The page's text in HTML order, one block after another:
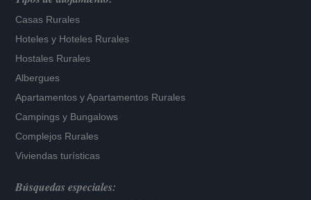
Casas Rurales
Hoteles y Hoteles Rurales
Hostales Rurales
Albergues
Apartamentos yApartamentos Rurales
Campings y Bungalows
Complejos Rurales
Viviendas turísticas
Búsquedas especiales: